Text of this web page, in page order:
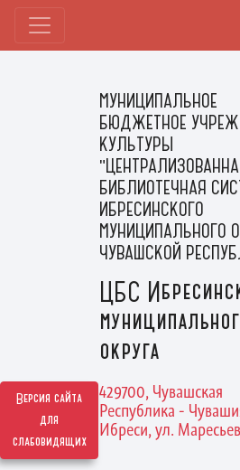
Версия сайта
для
слабовидящих
МУНИЦИПАЛЬНОЕ
БЮДЖЕТНОЕ
КУЛЬТУРЫ
БИБЛИОТЕЧНАЯ
ИБРЕСИНСКОГО
МУНИЦИПАЛЬНОГО
ЧУВАШСКОЙ
ЦБС
округа
429700, Чувашская
Республика -
Ибреси, ул.